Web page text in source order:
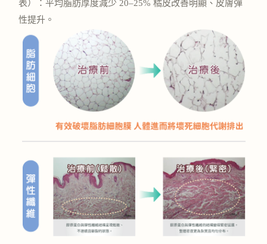
表）： 平均脂肪厚度減少 20–25% 橘皮改善明顯、皮膚彈
性提升。